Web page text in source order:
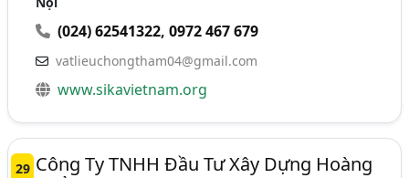
(024) 62541322,0972 467 679
vatlieuchongtham04@gmail.com
www.sikavietnam.org
29 Công Ty TNHH Đầu Tư Xây Dựng Hoàng